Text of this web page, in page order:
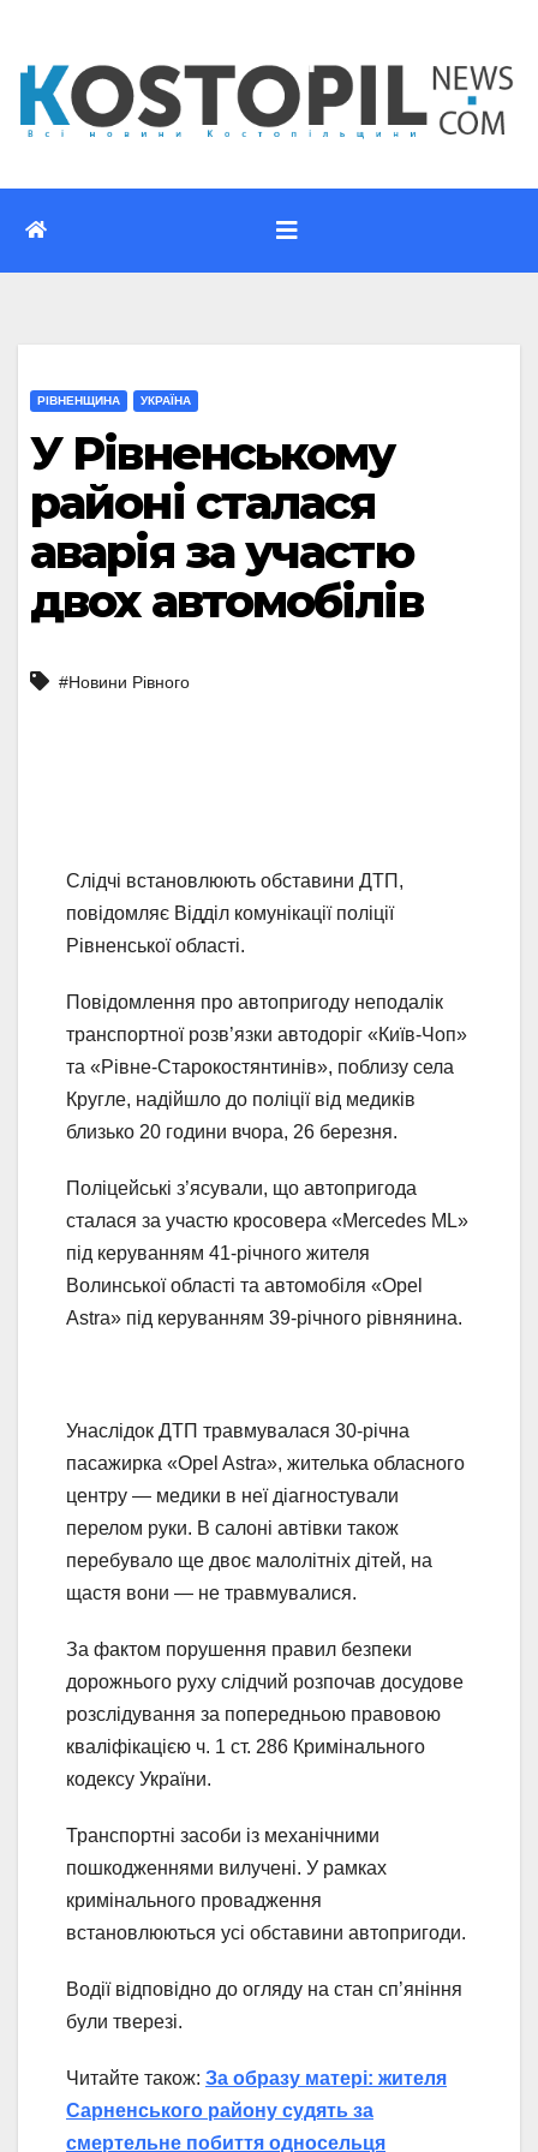
вмісту
РІВНЕНЩИНА УКРАЇНА
У Рівненському
районі сталася
аварія за участю
двох автомобілів
#Новини Рівного
Слідчі встановлюють обставини ДТП,
повідомляє Відділ комунікації поліції
Рівненської області.
Повідомлення про автопригоду неподалік
транспортної розв’язки автодоріг «Київ-Чоп»
та «Рівне-Старокостянтинів», поблизу села
Кругле, надійшло до поліції від медиків
близько 20 години вчора, 26 березня.
Поліцейські з’ясували, що автопригода
сталася за участю кросовера «Mercedes ML»
під керуванням 41-річного жителя
Волинської області та автомобіля «Opel
Astra» під керуванням 39-річного рівнянина.
Унаслідок ДТП травмувалася 30-річна
пасажирка «Opel Astra», жителька обласного
центру — медики в неї діагностували
перелом руки. В салоні автівки також
перебувало ще двоє малолітніх дітей, на
щастя вони — не травмувалися.
За фактом порушення правил безпеки
дорожнього руху слідчий розпочав досудове
розслідування за попередньою правовою
кваліфікацією ч. 1 ст. 286 Кримінального
кодексу України.
Транспортні засоби із механічними
пошкодженнями вилучені. У рамках
кримінального провадження
встановлюються усі обставини автопригоди.
Водії відповідно до огляду на стан сп’яніння
були тверезі.
Читайте також: За образу матері: жителя
Сарненського району судять за
смертельне побиття односельця